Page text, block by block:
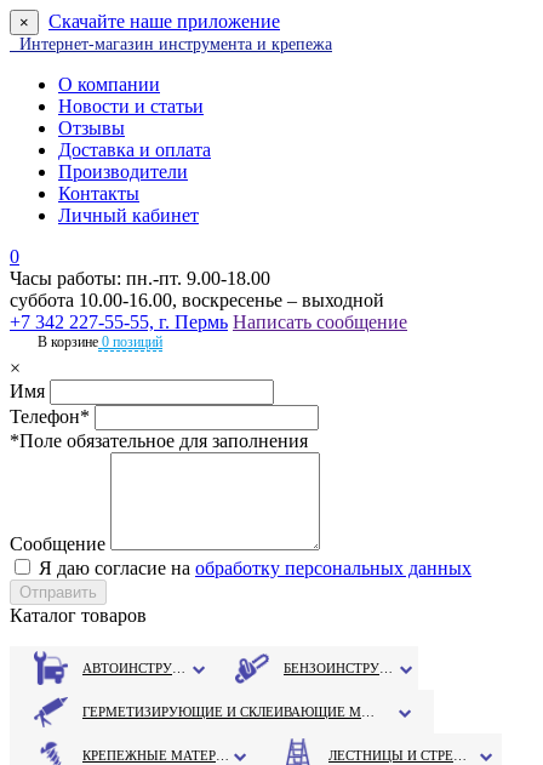
× Скачайте наше приложение
Интернет-магазин инструмента и крепежа
О компании
Новости и статьи
Отзывы
Доставка и оплата
Производители
Контакты
Личный кабинет
0
Часы работы: пн.-пт. 9.00-18.00
суббота 10.00-16.00, воскресенье – выходной
+7 342 227-55-55, г. Пермь Написать сообщение
В корзине 0 позиций
×
Имя
Телефон*
*Поле обязательное для заполнения
Сообщение
Я даю согласие на обработку персональных данных
Каталог товаров